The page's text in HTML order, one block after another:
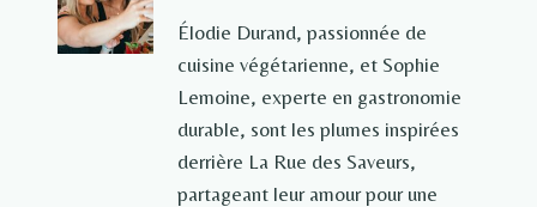
Élodie Durand, passionnée de
cuisine végétarienne, et Sophie
Lemoine, experte en gastronomie
durable, sont les plumes inspirées
derrière La Rue des Saveurs,
partageant leur amour pour une